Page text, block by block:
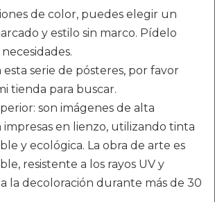
de color, puedes elegir un
y estilo sin marco. Pídelo
esta serie de pósteres, por favor
tienda para buscar.
son imágenes de alta
impresas en lienzo, utilizando tinta
y ecológica. La obra de arte es
resistente a los rayos UV y
la decoloración durante más de 30